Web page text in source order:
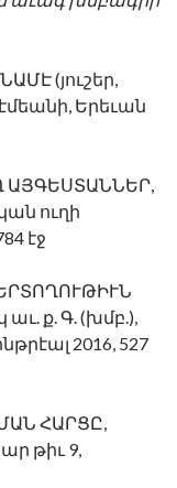
(յուշեր,
Երեւան
ուղի
էջ
ք. Գ. (խմբ.),
2016, 527
ՀԱՐՑԸ,
թիւ 9,